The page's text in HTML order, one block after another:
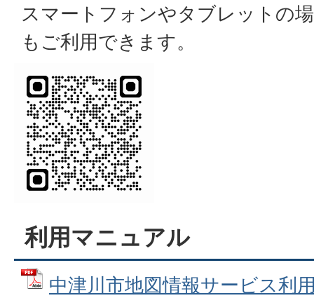
スマートフォンやタブレットの
もご利用できます。
利用マニュアル
中津川市地図情報サービス利